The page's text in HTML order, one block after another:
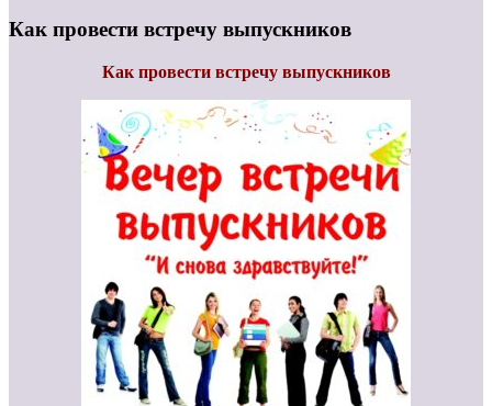
Как провести встречу выпускников
Как провести встречу выпускников